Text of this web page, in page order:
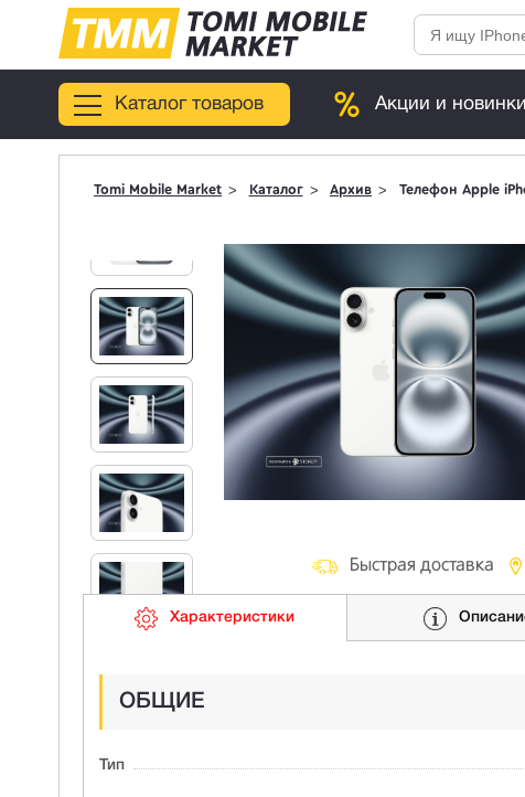
Каталог товаров Акции и новинки
Tomi Mobile Market Каталог Архив Телефон Apple
Быстрая доставка
Характеристики
ОБЩИЕ
Тип